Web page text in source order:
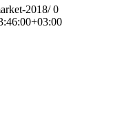
2018/ 0